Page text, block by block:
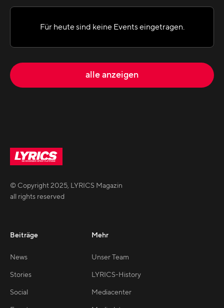
Für heute sind keine Events eingetragen.
alle anzeigen
© Copyright2025, LYRICS Magazin
all rights reserved
Beiträge
News
Stories
Social
Mehr
Unser Team
LYRICS-History
Mediacenter